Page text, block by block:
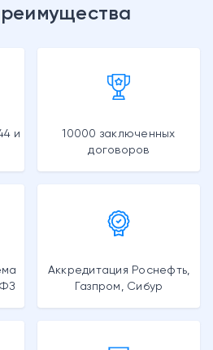
и
10000 заключенных
договоров
Аккредитация Роснефть,
Газпром, Сибур